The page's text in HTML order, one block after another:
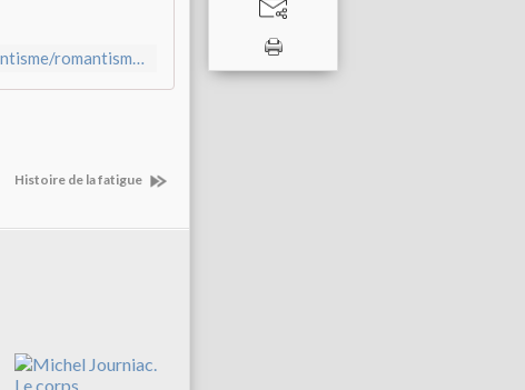
https://www.revues.armand-colin.com/lettres-langues/romantisme/romantisme-ndeg189-32020
Histoire de la fatigue